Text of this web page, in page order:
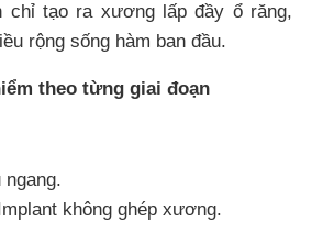
chỉ tạo ra xương lấp đầy ổ răng,
rộng sống hàm ban đầu.
theo từng giai đoạn
ngang.
không ghép xương.